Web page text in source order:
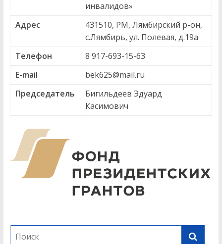
инвалидов»
Адрес
431510, РМ, Лямбирский р-он,
с.Лямбирь, ул. Полевая, д.19а
Телефон
8 917-693-15-63
E-mail
bek625@mail.ru
Председатель
Бигильдеев Эдуард
Касимович